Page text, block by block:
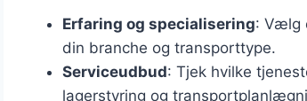
Erfaring og specialisering: Vælg
din branche og transporttype.
Serviceudbud: Tjek hvilke
lagerstyring og